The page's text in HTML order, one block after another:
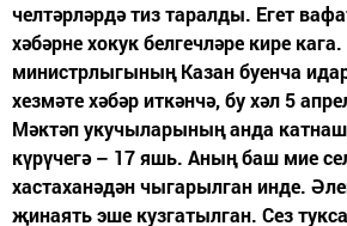
челтәрләрдә тиз таралды. Егет
хәбәрне хокук белгечләре кире
министрлыгының Казан буенча
хезмәте хәбәр иткәнчә, бу хәл 5
Мәктәп укучыларының анда
күрүчегә – 17 яшь. Аның баш мие
хастаханәдән чыгарылган инде.
җинаять эше кузгатылган. Сез